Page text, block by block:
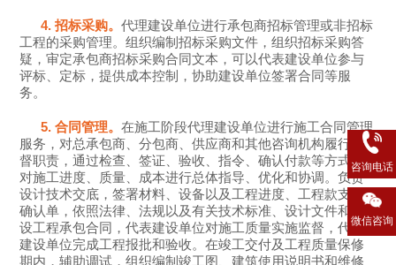
4. 招标采购。代理建设单位进行承包商招标管理或非招标
工程的采购管理。组织编制招标采购文件，组织招标采购答
疑，审定承包商招标采购合同文本，可以代表建设单位参与
评标、定标，提供成本控制，协助建设单位签署合同等服
务。
5. 合同管理。在施工阶段代理建设单位进行施工合同管理
服务，对总承包商、分包商、供应商和其他咨询机构履行监
督职责，通过检查、签证、验收、指令、确认付款等方式，
对施工进度、质量、成本进行总体指导、优化和协调。负责
设计技术交底，签署材料、设备以及工程进度、工程款支付
确认单，依照法律、法规以及有关技术标准、设计文件和建
设工程承包合同，代表建设单位对施工质量实施监督，代理
建设单位完成工程报批和验收。在竣工交付及工程质量保修
期内，辅助调试，组织编制竣工图、建筑使用说明书和维修
咨询电话
微信咨询